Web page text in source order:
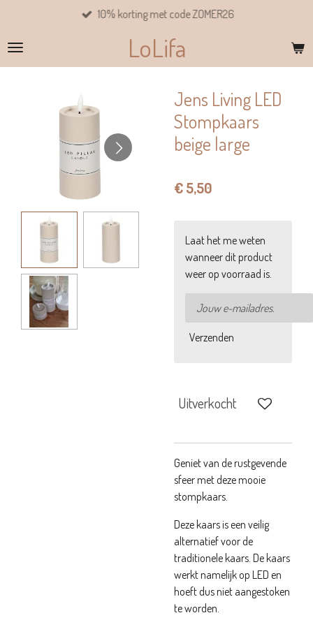
naar
de
LoLifa
10% korting met code ZOMER26
Jens Living LED
Stompkaars
beige large
€ 5,50
Laat het me weten
wanneer dit product
weer op voorraad is.
Verzenden
Uitverkocht
Geniet van de rustgevende
sfeer met deze mooie
stompkaars.
Deze kaars is een veilig
alternatief voor de
traditionele kaars. De kaars
werkt namelijk op LED en
hoeft dus niet aangestoken
te worden.